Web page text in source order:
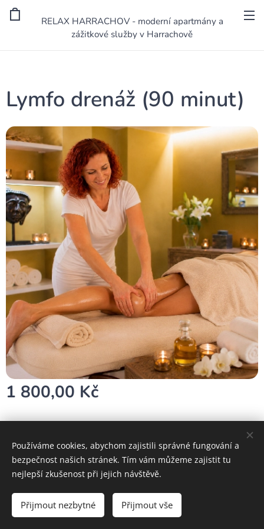
RELAX HARRACHOV - moderní apartmány a
zážitkové služby v Harrachově
Lymfo drenáž (90 minut)
1 800,00 Kč
Do košíku
Cookies
Používáme cookies, abychom zajistili správné fungování a
bezpečnost našich stránek. Tím vám můžeme zajistit tu
nejlepší zkušenost při jejich návštěvě.
Přijmout nezbytné Přijmout vše